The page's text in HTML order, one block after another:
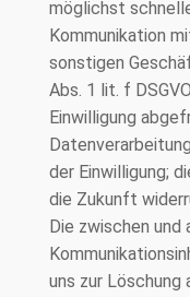
möglichst
Kommunikation
sonstigen
Abs. 1 lit. f
Einwilligung
der Einwilligung;
die Zukunft
Die zwischen
uns zur Löschung